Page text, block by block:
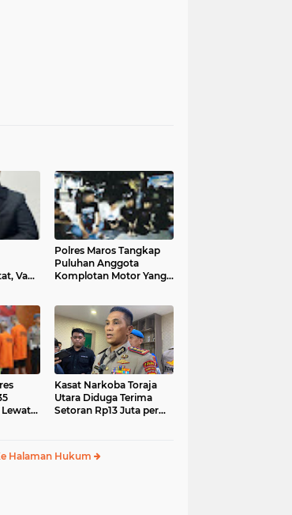
Vape
Polres Maros Tangkap
Puluhan Anggota
Komplotan Motor Yang
Lewat
Kasat Narkoba Toraja
Utara Diduga Terima
Setoran Rp13 Juta per
Halaman Hukum